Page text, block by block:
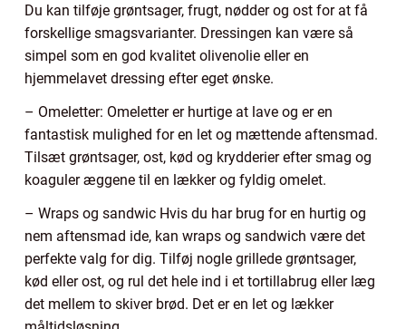
Du kan tilføje grøntsager, frugt, nødder og ost for at få
forskellige smagsvarianter. Dressingen kan være så
simpel som en god kvalitet olivenolie eller en
hjemmelavet dressing efter eget ønske.
– Omeletter: Omeletter er hurtige at lave og er en
fantastisk mulighed for en let og mættende aftensmad.
Tilsæt grøntsager, ost, kød og krydderier efter smag og
koaguler æggene til en lækker og fyldig omelet.
– Wraps og sandwic Hvis du har brug for en hurtig og
nem aftensmad ide, kan wraps og sandwich være det
perfekte valg for dig. Tilføj nogle grillede grøntsager,
kød eller ost, og rul det hele ind i et tortillabrug eller læg
det mellem to skiver brød. Det er en let og lækker